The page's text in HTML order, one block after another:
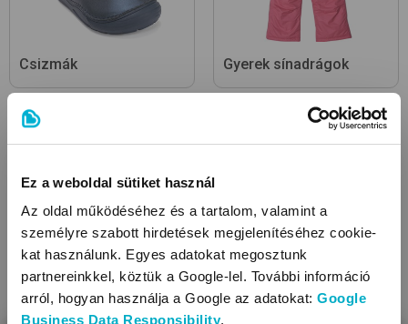
Ez a weboldal sütiket használ
Az oldal működéséhez és a tartalom, valamint a
személyre szabott hirdetések megjelenítéséhez cookie-
kat használunk. Egyes adatokat megosztunk
partnereinkkel, köztük a Google-lel. További információ
arról, hogyan használja a Google az adatokat: Google
Business Data Responsibility.
Csizmák Gyerek sínadrágok
Kabátok Overálok, bundazsákok